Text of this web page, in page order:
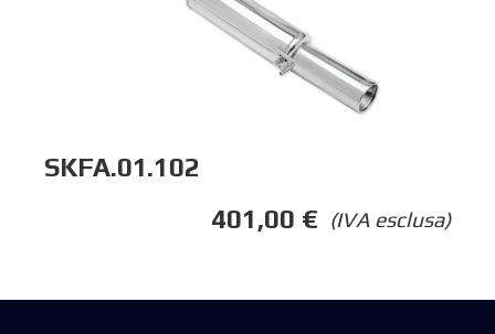
SKFA.01.102
(IVA esclusa)
401,00 €